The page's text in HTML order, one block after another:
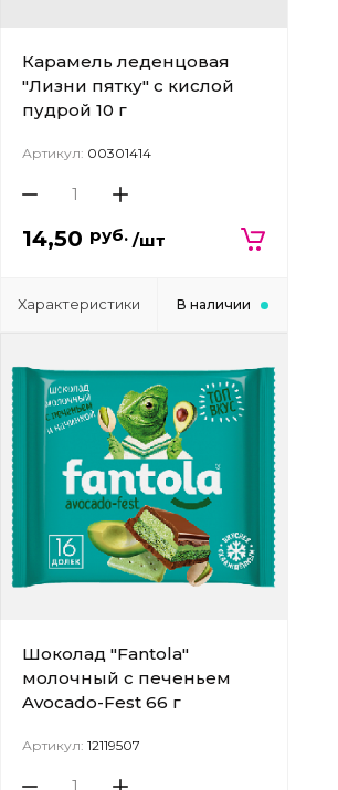
Карамель леденцовая
"Лизни пятку" с кислой
пудрой 10 г
Артикул: 00301414
14,50 руб. /шт
Характеристики В наличии
Шоколад "Fantola"
молочный с печеньем
Avocado-Fest 66 г
Артикул: 12119507